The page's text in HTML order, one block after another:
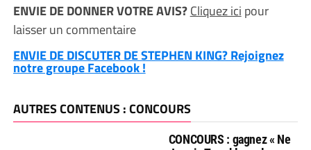
ENVIE DE DONNER VOTRE AVIS?Cliquez ici pour
laisser un commentaire
ENVIE DE DISCUTER DE STEPHEN KING? Rejoignez
notre groupe Facebook !
AUTRES CONTENUS : CONCOURS
CONCOURS : gagnez « Ne